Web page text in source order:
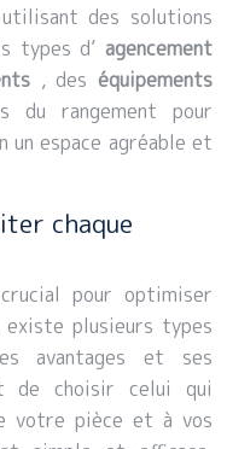
des solutions
types d’ agencement
, deséquipements
du rangement pour
un espace agréable et
chaque
pour optimiser
plusieurs types
avantages et ses
de choisir celui qui
votre pièce et à vos